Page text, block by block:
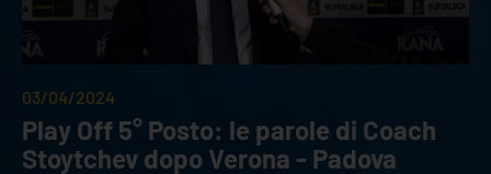
03/04/2024
Play Off 5° Posto: le parole di Coach
Stoytchev dopo Verona - Padova